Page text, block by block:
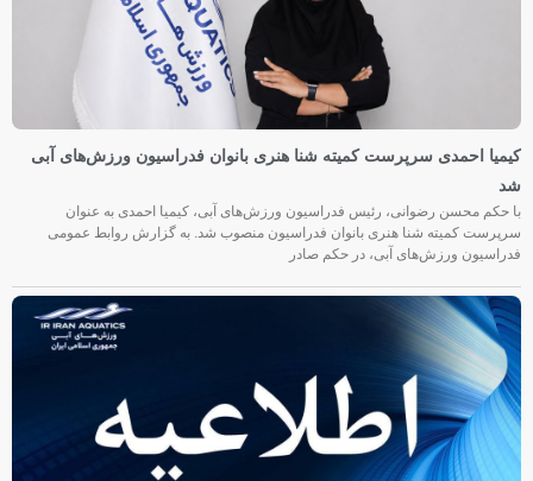
کیمیا احمدی سرپرست کمیته شنا هنری بانوان فدراسیون ورزش‌های آبی
شد
با حکم محسن رضوانی، رئیس فدراسیون ورزش‌های آبی، کیمیا احمدی به عنوان
سرپرست کمیته شنا هنری بانوان فدراسیون منصوب شد. به گزارش روابط عمومی
فدراسیون ورزش‌های آبی، در حکم صادر